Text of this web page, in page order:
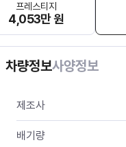
프레스티지
4,053만 원
차량정보사양정보
제조사
배기량